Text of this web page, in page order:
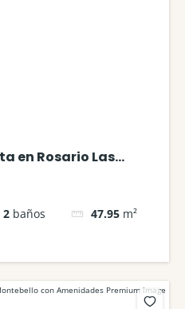
en Rosario Las
2 baños 47.95 m²